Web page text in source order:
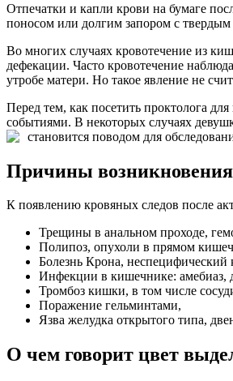
Отпечатки и капли крови на бумаге
поносом или долгим запором с твердым
Во многих случаях кровотечение из
дефекации. Часто кровотечение
утробе матери. Но такое явление не
Перед тем, как посетить проктолога
событиями. В некоторых случаях
становится поводом для
Причины
К появлению кровяных следов после
Трещины в анальном проходе,
Полипоз, опухоли в прямом
Болезнь Крона, неспецифический
Инфекции в кишечнике: амебиаз,
Тромбоз кишки, в том числе
Поражение гельминтами,
Язва желудка открытого типа,
О чем говорит цвет